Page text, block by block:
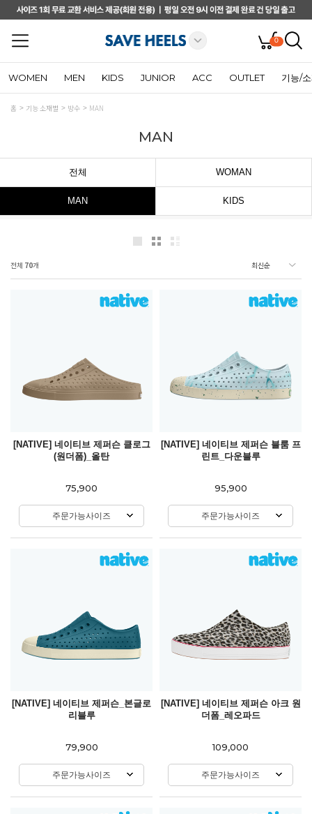
0
WOMEN MEN KIDS JUNIOR ACC OUTLET 기능/
홈 기능 소재별 방수 MAN
MAN
전체 WOMAN
MAN KIDS
전체 70개
[NATIVE] 네이티브 제퍼슨 클로그
(원더폼)_올탄
75,900
주문가능사이즈
[NATIVE] 네이티브 제퍼슨 블룸 프
린트_다운블루
95,900
주문가능사이즈
[NATIVE] 네이티브 제퍼슨_본글로
리블루
79,900
주문가능사이즈
[NATIVE] 네이티브 제퍼슨 아크 원
더폼_레오파드
109,000
주문가능사이즈